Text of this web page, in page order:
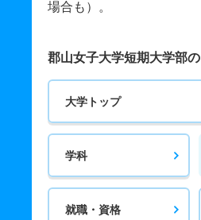
場合も）。
郡山女子大学短期大学部
大学トップ
学科
就職・資格